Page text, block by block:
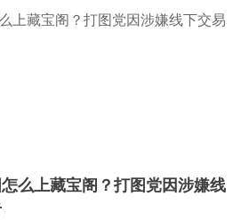
么上藏宝阁？打图党因涉嫌线